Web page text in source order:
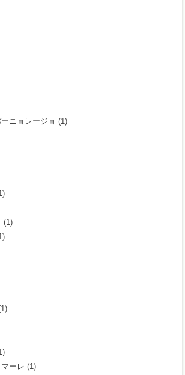
ニョレージョ (1)
(1)
ーレ (1)